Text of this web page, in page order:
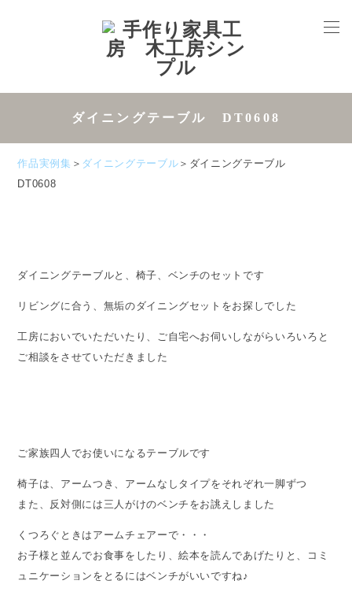
ダイニングテーブル DT0608
作品実例集 ＞ ダイニングテーブル ＞ダイニングテーブル
DT0608
ダイニングテーブルと、椅子、ベンチのセットです
リビングに合う、無垢のダイニングセットをお探しでした
工房においでいただいたり、ご自宅へお伺いしながらいろいろと
ご相談をさせていただきました
ご家族四人でお使いになるテーブルです
椅子は、アームつき、アームなしタイプをそれぞれ一脚ずつ
また、反対側には三人がけのベンチをお誂えしました
くつろぐときはアームチェアーで・・・
お子様と並んでお食事をしたり、絵本を読んであげたりと、コミ
ュニケーションをとるにはベンチがいいですね♪